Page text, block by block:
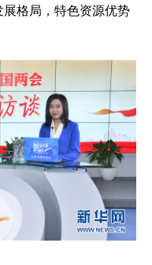
格局，特色资源优势